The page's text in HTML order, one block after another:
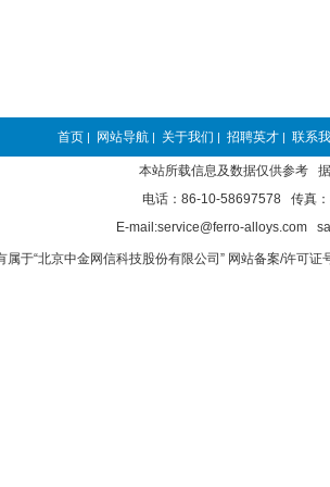
首页 | 网站导航 | 关于我们 | 招聘英才 | 联系
本站所载信息及数据仅供参考
电话：86-10-58697578 传真
E-mail:service@ferro-alloys.com
属于“北京中金网信科技股份有限公司” 网站备案/许可证